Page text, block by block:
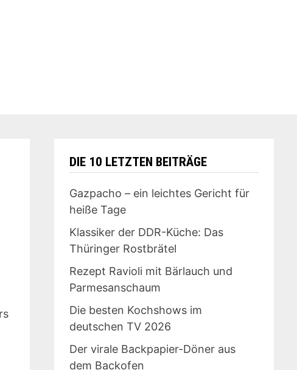
DIE 10 LETZTEN BEITRÄGE
Gazpacho – ein leichtes Gericht für
heiße Tage
Klassiker der DDR-Küche: Das
Thüringer Rostbrätel
Rezept Ravioli mit Bärlauch und
Parmesanschaum
Die besten Kochshows im
deutschen TV 2026
Der virale Backpapier-Döner aus
dem Backofen